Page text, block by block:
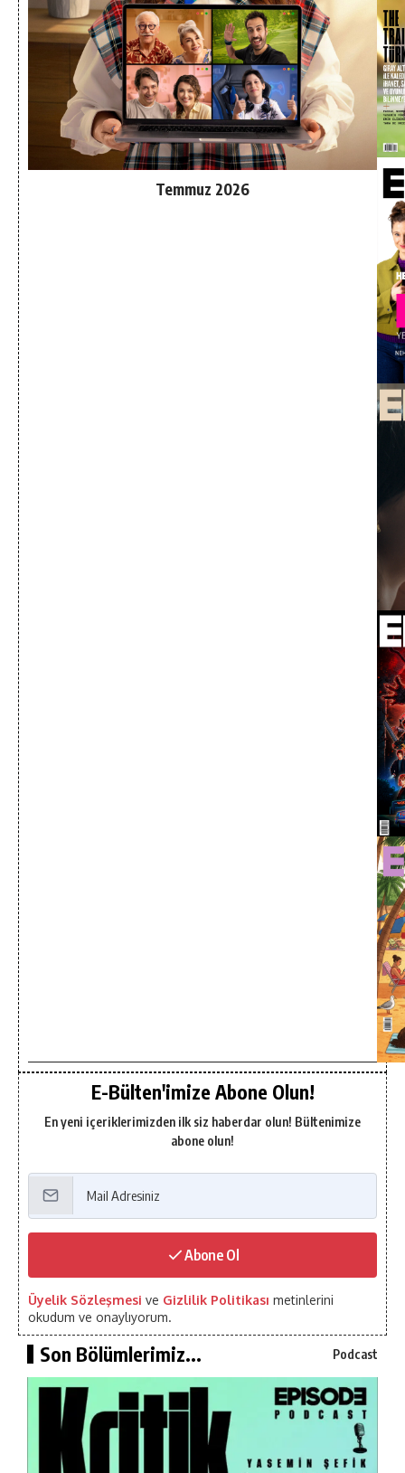
Temmuz 2026
E-Bülten'imize Abone Olun!
En yeni içeriklerimizden ilk siz haberdar olun! Bültenimize
abone olun!
Abone Ol
Üyelik Sözleşmesi ve Gizlilik Politikası metinlerini
okudum ve onaylıyorum.
Son Bölümlerimiz... Podcast